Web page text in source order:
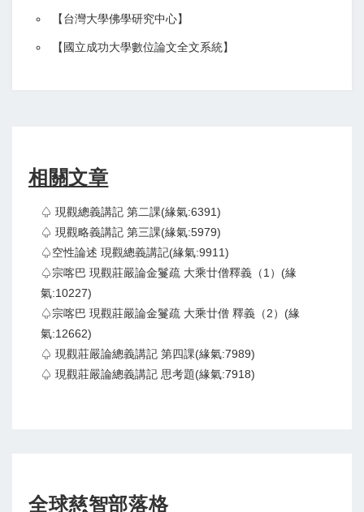
【台灣大學佛學研究中心】
【 國立成功大學數位論文全文系統】
相關文章
♤ 現觀總義講記 第二課(緣氣:6391)
♤ 現觀略義講記 第三課(緣氣:5979)
♤空性論述 現觀總義講記(緣氣:9911)
♤宗喀巴 現觀莊嚴論金鬘疏 大乘廿僧釋義（1）(緣
氣:10227)
♤宗喀巴 現觀莊嚴論金鬘疏 大乘廿僧 釋義（2）(緣
氣:12662)
♤ 現觀莊嚴論總義講記 第四課(緣氣:7989)
♤ 現觀莊嚴論總義講記 思考題(緣氣:7918)
全球慈智部落格